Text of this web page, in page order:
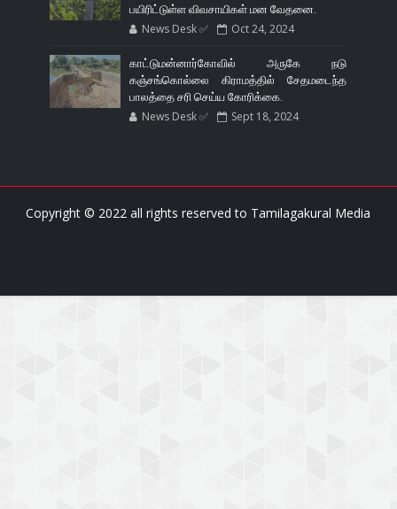
பயிரிட்டுள்ள விவசாயிகள் மன வேதனை.
News Desk ✅ Oct 24, 2024
காட்டுமன்னார்கோவில் அருகே நடு
கஞ்சங்கொல்லை கிராமத்தில் சேதமடைந்த
பாலத்தை சரி செய்ய கோரிக்கை.
News Desk ✅ Sept 18, 2024
Copyright © 2022 all rights reserved to Tamilagakural Media